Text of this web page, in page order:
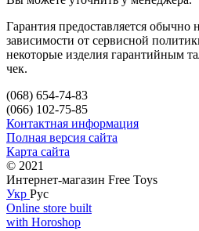
Гарантия предоставляется обычно
зависимости от сервисной
некоторые изделия гарантийным
чек.
(068) 654-74-83
(066) 102-75-85
Контактная информация
Полная версия сайта
Карта сайта
© 2021
Интернет-магазин Free Toys
Укр Рус
Online store built
with Horoshop